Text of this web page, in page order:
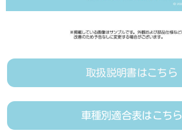
取扱説明書はこちら
車種別適合表はこちら